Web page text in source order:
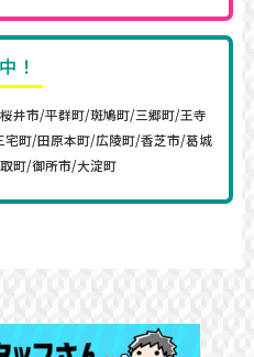
！
井市/平群町/斑鳩町/三郷町/王寺
町/田原本町/広陵町/香芝市/葛城
町/御所市/大淀町